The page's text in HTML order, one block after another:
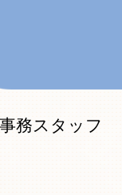
事務スタッフ